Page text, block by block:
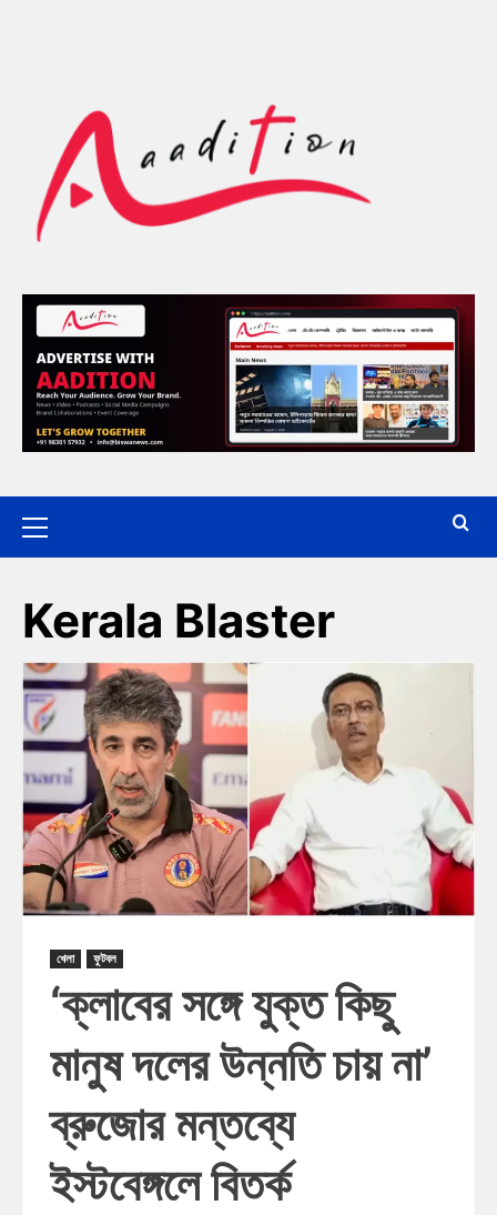
Kerala Blaster
খেলা ফুটবল
‘ক্লাবের সঙ্গে যুক্ত কিছু
মানুষ দলের উন্নতি চায় না’
ব্রুজোর মন্তব্যে
ইস্টবেঙ্গলে বিতর্ক